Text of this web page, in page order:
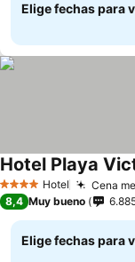
Elige fechas para
4 EstrellasHotel Cena
Hotel Playa
8,4 Muy bueno
Elige fechas para